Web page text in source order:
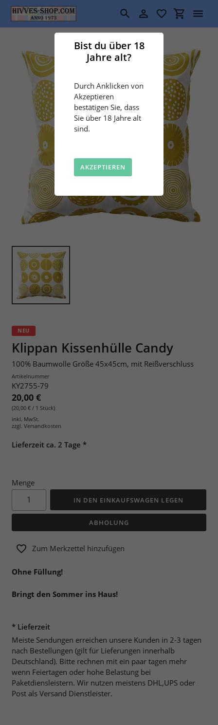
Bist du über 18
Jahre alt?
Durch Anklicken von
Akzeptieren
bestätigen Sie, dass
Sie über 18 Jahre alt
sind.
AKZEPTIEREN
Direkt
zum
Inhalt
SuchenEinloggen
NEU
Klippan Kissenhülle Candy
100% Baumwolle Größe 45x45cm, mit Reißverschluss
Artikelnummer
KY2755-79
20,00 €
(20,00 € / 1 Stück)
inkl. MwSt.
zzgl. Versandkosten
Lieferzeit ca. 2 Tage *
Menge
IN DEN EINKAUFSWAGEN LEGEN
ABHOLUNG
Zum Merkzettel hinzufügen
Ohne Füllung!
Bringt den Sommer ins Haus!
* Lieferzeit
Meiste Sendungen erreichen unsere Kunden in 2-3 tagen
nach Bestellungen (gilt für Lieferungen innerhalb
Deutschland). Bitte rechnen mit ein paar tagen mehr
wenn Feiertagen oder hohe Belastung bei
Paketdiensleistern. Wir nutzen meistens DHL,UPS oder
Post als Versand Dienstleister.